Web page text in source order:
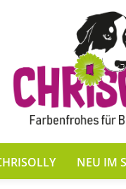
NEU IM